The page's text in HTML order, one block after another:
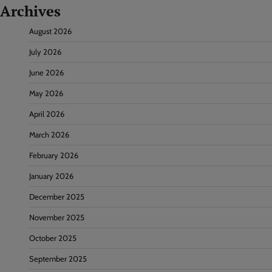
Archives
August 2026
July 2026
June 2026
May 2026
April 2026
March 2026
February 2026
January 2026
December 2025
November 2025
October 2025
September 2025